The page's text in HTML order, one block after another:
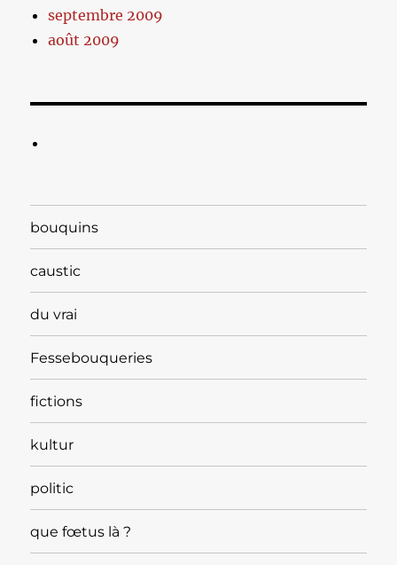
septembre 2009
août 2009
bouquins
caustic
du vrai
Fessebouqueries
fictions
kultur
politic
que fœtus là ?